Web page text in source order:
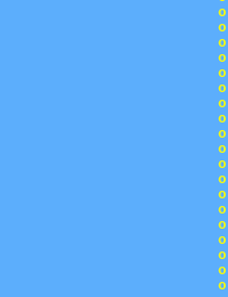
o
o
o
o
o
o
o
o
o
o
o
o
o
o
o
o
o
o
o